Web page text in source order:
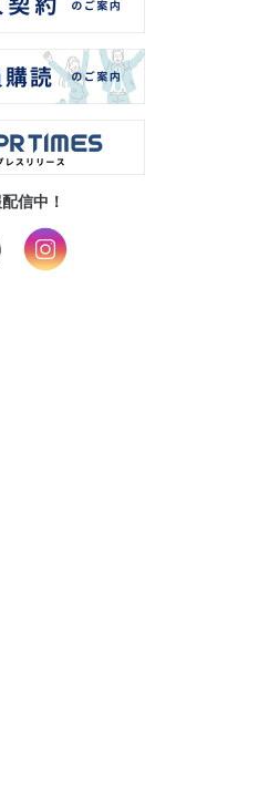
信中！